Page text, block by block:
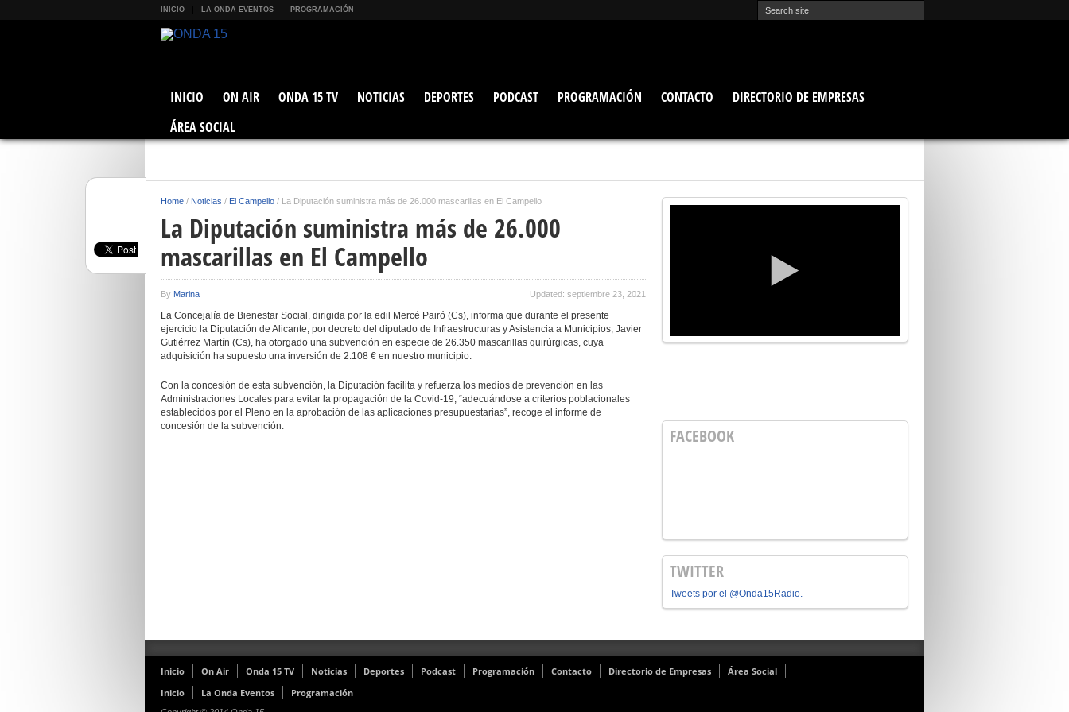
INICIO LA ONDA EVENTOS PROGRAMACIÓN
INICIO ON AIR ONDA 15 TV NOTICIAS DEPORTES PODCAST PROGRAMACIÓN CONTACTO
DIRECTORIO DE EMPRESAS
ÁREA SOCIAL
Home / Noticias / El Campello / La Diputación suministra más de 26.000 mascarillas en El Campello
La Diputación suministra más de 26.000
mascarillas en El Campello
By Marina Updated: septiembre 23, 2021
La Concejalía de Bienestar Social, dirigida por la edil Mercé Pairó (Cs), informa que durante el presente
ejercicio la Diputación de Alicante, por decreto del diputado de Infraestructuras y Asistencia a Municipios, Javier
Gutiérrez Martín (Cs), ha otorgado una subvención en especie de 26.350 mascarillas quirúrgicas, cuya
adquisición ha supuesto una inversión de 2.108 € en nuestro municipio.
Con la concesión de esta subvención, la Diputación facilita y refuerza los medios de prevención en las
Administraciones Locales para evitar la propagación de la Covid-19, “adecuándose a criterios poblacionales
establecidos por el Pleno en la aprobación de las aplicaciones presupuestarias”, recoge el informe de
concesión de la subvención.
FACEBOOK
TWITTER
Tweets por el @Onda15Radio.
Inicio On Air Onda 15 TV Noticias Deportes Podcast Programación Contacto Directorio de Empresas
Área Social
Inicio
La Onda Eventos Programación